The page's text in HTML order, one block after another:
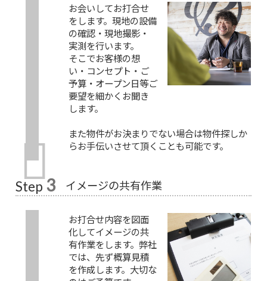
お会いしてお打合せ
をします。現地の設備
の確認・現地撮影・
実測を行います。
そこでお客様の想
い・コンセプト・ご
予算・オープン日等ご
要望を細かくお聞き
します。
また物件がお決まりでない場合は物件探しか
らお手伝いさせて頂くことも可能です。
Step 3 イメージの共有作業
お打合せ内容を図面
化してイメージの共
有作業をします。弊社
では、先ず概算見積
を作成します。大切な